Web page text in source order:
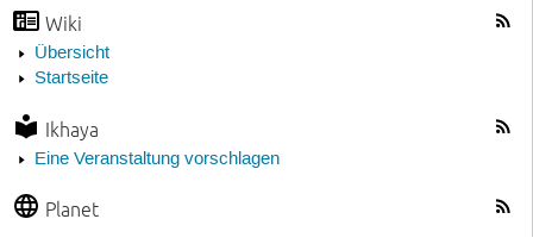
Wiki
Übersicht
Startseite
Ikhaya
Eine Veranstaltung vorschlagen
Planet